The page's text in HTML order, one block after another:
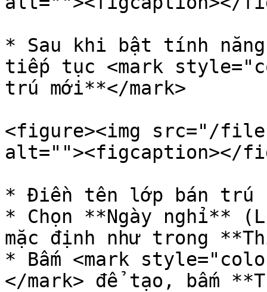
* Sau khi bật tính
tiếp tục <mark
trú mới**</mark>
<figure><img src="/files/
alt=""><figcaption></
* Điền tên lớp bán trú
* Chọn **Ngày nghỉ**
mặc định như trong
* Bấm <mark
</mark> để tạo, bấm